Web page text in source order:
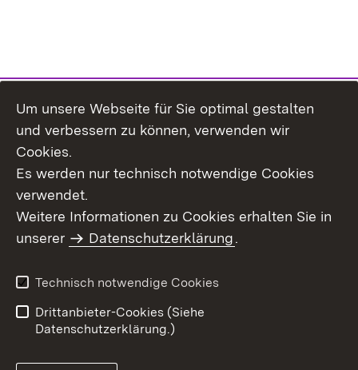
Themenübersicht
Barrierefreiheit
Um unsere Webseite für Sie optimal gestalten
und verbessern zu können, verwenden wir
Cookies.
Es werden nur technisch notwendige Cookies
verwendet.
Weitere Informationen zu Cookies erhalten Sie in
unserer
Datenschutzerklärung.
Technisch notwendige Cookies
Drittanbieter-Cookies (Siehe
Datenschutzerklärung.)